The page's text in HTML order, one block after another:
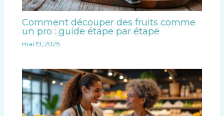
Comment découper des fruits comme
un pro : guide étape par étape
mai 19, 2025